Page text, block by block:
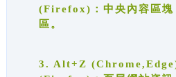
(Firefox)：中央內容區塊
區。
3. Alt+Z